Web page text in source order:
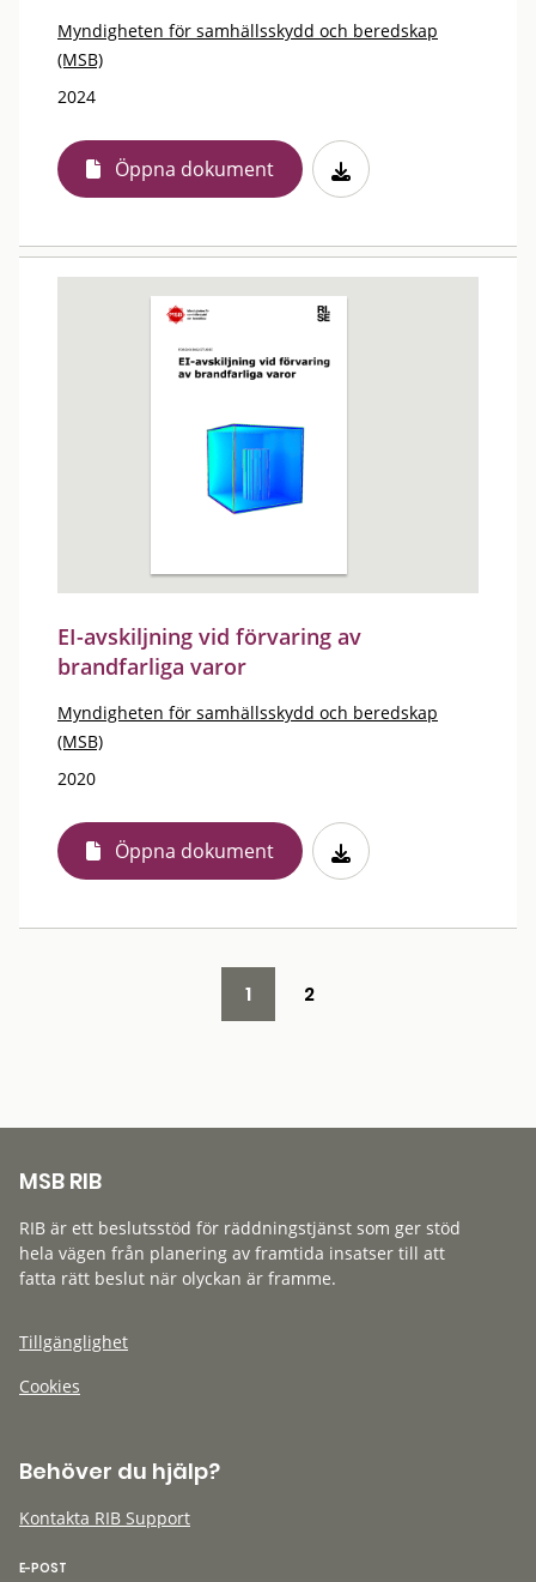
Myndigheten för samhällsskydd och beredskap
(MSB)
2024
Öppna dokument
EI-avskiljning vid förvaring av
brandfarliga varor
Myndigheten för samhällsskydd och beredskap
(MSB)
2020
Öppna dokument
1 2
MSB RIB
RIB är ett beslutsstöd för räddningstjänst som ger stöd
hela vägen från planering av framtida insatser till att
fatta rätt beslut när olyckan är framme.
Tillgänglighet
Cookies
Behöver du hjälp?
Kontakta RIB Support
E-POST